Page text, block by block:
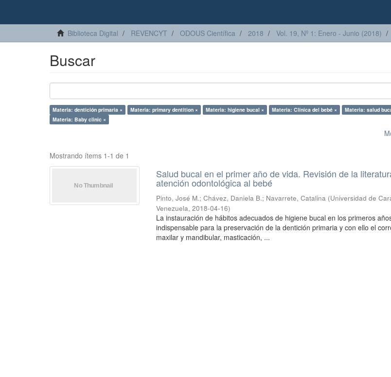
Biblioteca Digital REVENCYT ODOUS Científica 2018 Vol. 19, Nº 1: Enero - Junio (2018)
Buscar
Materia: dentición primaria × Materia: primary dentition × Materia: higiene bucal × Materia: Clínica del bebé ×
Materia: salud
Materia: Baby clinic ×
Mostrando ítems 1-1 de 1
Salud bucal en el primer año de vida. Revisión de la
atención odontológica al bebé
Pinto, José M.;Chávez, Daniela B.; Navarrete, Catalina (Universidad de
Venezuela,2018-04-16)
La instauración de hábitos adecuados de higiene bucal en los primeros
indispensable para la preservación de la dentición primaria y con ello el
maxilar y mandibular, masticación, ...